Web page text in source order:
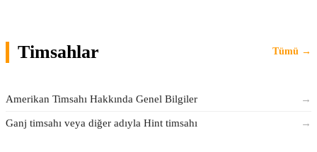
Timsahlar Tümü →
Amerikan Timsahı Hakkında Genel Bilgiler →
Ganj timsahı veya diğer adıyla Hint timsahı →